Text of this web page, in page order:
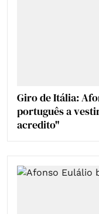
Giro de Itália:
português a
acredito"